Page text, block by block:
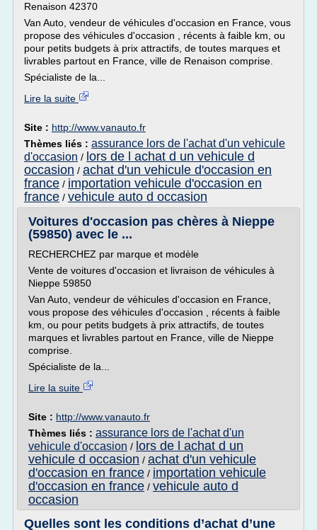
Renaison 42370
Van Auto, vendeur de véhicules d'occasion en France, vous
propose des véhicules d'occasion , récents à faible km, ou
pour petits budgets à prix attractifs, de toutes marques et
livrables partout en France, ville de Renaison comprise.
Spécialiste de la...
Lire la suite
Site : http://www.vanauto.fr
Thèmes liés : assurance lors de l'achat d'un vehicule
d'occasion / lors de l achat d un vehicule d
occasion / achat d'un vehicule d'occasion en
france / importation vehicule d'occasion en
france / vehicule auto d occasion
Voitures d'occasion pas chères à Nieppe
(59850) avec le ...
RECHERCHEZ par marque et modèle
Vente de voitures d'occasion et livraison de véhicules à
Nieppe 59850
Van Auto, vendeur de véhicules d'occasion en France,
vous propose des véhicules d'occasion , récents à faible
km, ou pour petits budgets à prix attractifs, de toutes
marques et livrables partout en France, ville de Nieppe
comprise.
Spécialiste de la...
Lire la suite
Site : http://www.vanauto.fr
Thèmes liés : assurance lors de l'achat d'un
vehicule d'occasion / lors de l achat d un
vehicule d occasion / achat d'un vehicule
d'occasion en france / importation vehicule
d'occasion en france / vehicule auto d
occasion
Quelles sont les conditions d’achat d’une